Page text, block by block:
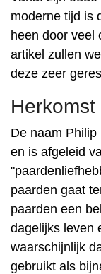
moderne tijd is
heen door veel
artikel zullen
deze zeer
De naam
en is afgeleid
paarden gaat
paarden een
dagelijks leven
waarschijnlijk
gebruikt als